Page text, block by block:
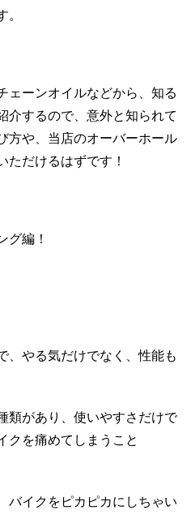
。
ェーンオイルなどから、知る
介するので、意外と知られて
方や、当店のオーバーホール
ただけるはずです！
グ編！
、やる気だけでなく、性能も
類があり、使いやすさだけで
クを痛めてしまうこと
バイクをピカピカにしちゃい